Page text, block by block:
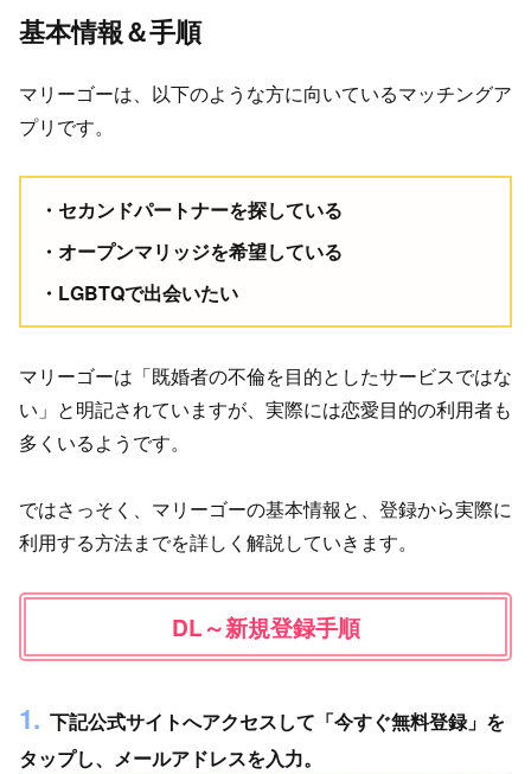
基本情報＆手順
マリーゴーは、以下のような方に向いているマッチングア
プリです。
セカンドパートナーを探している
オープンマリッジを希望している
LGBTQで出会いたい
マリーゴーは「既婚者の不倫を目的としたサービスではな
い」と明記されていますが、実際には恋愛目的の利用者も
多くいるようです。
ではさっそく、マリーゴーの基本情報と、登録から実際に
利用する方法までを詳しく解説していきます。
DL～新規登録手順
1. 下記公式サイトへアクセスして「今すぐ無料登録」を
タップし、メールアドレスを入力。